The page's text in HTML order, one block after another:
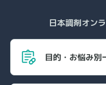
日本調剤オン
目的・お悩み別